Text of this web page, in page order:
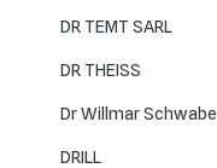
DR TEMT SARL
DR THEISS
Dr Willmar Schwabe
DRILL